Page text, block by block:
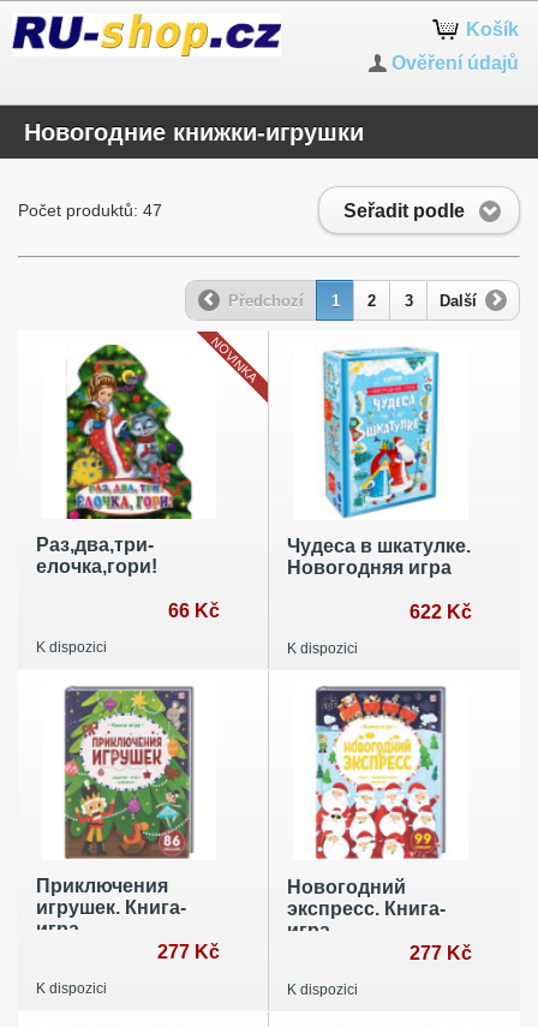
Košík
Ověření údajů
Новогодние книжки-игрушки
Seřadit podle
Počet produktů: 47
Předchozí 1 2 3 Další
Раз,два,три-
елочка,гори!
66 Kč
K dispozici
NOVINKA
Чудеса в шкатулке.
Новогодняя игра
622 Kč
K dispozici
Приключения
игрушек. Книга-
игра
277 Kč
K dispozici
Новогодний
экспресс. Книга-
игра
277 Kč
K dispozici